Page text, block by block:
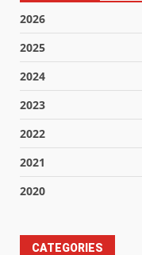
2026
2025
2024
2023
2022
2021
2020
CATEGORIES